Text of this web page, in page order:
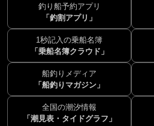
釣り船予約アプリ
「釣割アプリ」
1秒記入の乗船名簿
「乗船名簿クラウド」
船釣りメディア
「船釣りマガジン」
全国の潮汐情報
「潮見表・タイドグラフ」